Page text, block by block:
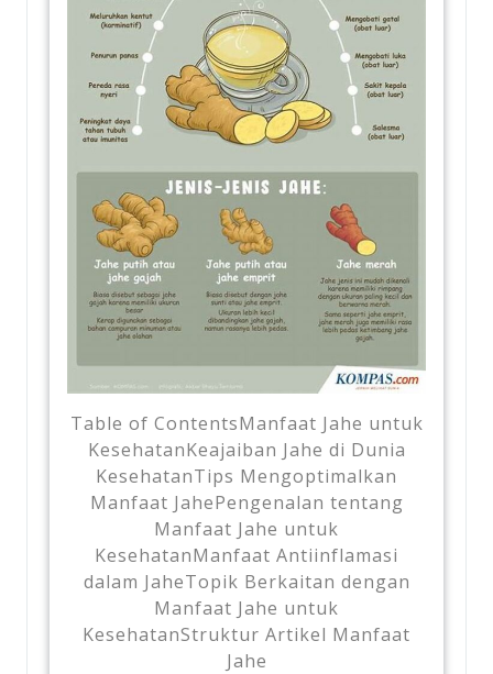
Table of ContentsManfaat Jahe untuk
KesehatanKeajaiban Jahe di Dunia
KesehatanTips Mengoptimalkan
Manfaat JahePengenalan tentang
Manfaat Jahe untuk
KesehatanManfaat Antiinflamasi
dalam JaheTopik Berkaitan dengan
Manfaat Jahe untuk
KesehatanStruktur Artikel Manfaat
Jahe